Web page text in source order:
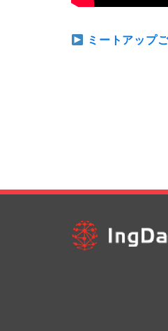
ミートアップ